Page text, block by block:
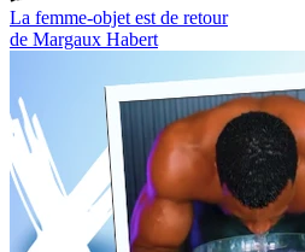
La femme-objet est de retour
de Margaux Habert